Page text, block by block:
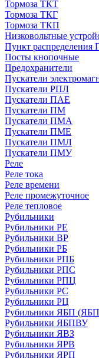
Тормоза ТКТ
Тормоза ТКГ
Тормоза ТКП
Низковольтные
Пункт распределения
Посты кнопочные
Предохранители
Пускатели
Пускатели РПЛ
Пускатели ПАЕ
Пускатели ПМ
Пускатели ПМА
Пускатели ПМЕ
Пускатели ПМЛ
Пускатели ПМУ
Реле
Реле тока
Реле времени
Реле промежуточное
Реле тепловое
Рубильники
Рубильники РЕ
Рубильники ВР
Рубильники РБ
Рубильники РПБ
Рубильники РПС
Рубильники РПЦ
Рубильники РС
Рубильники РЦ
Рубильники ЯБП
Рубильники ЯБПВУ
Рубильники ЯВЗ
Рубильники ЯРВ
Рубильники ЯРП